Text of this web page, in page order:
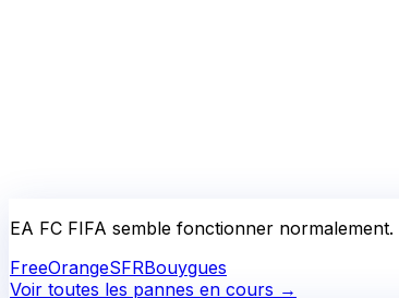
EA FC FIFA semble fonctionner normalement.
FreeOrangeSFRBouygues
Voir toutes les pannes en cours →